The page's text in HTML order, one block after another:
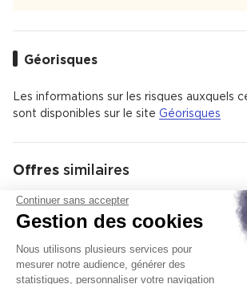
Géorisques
Les informations sur les risques auxquels
sont disponibles sur le site Géorisques
Offres similaires
Location de bureaux
Continuer sans accepter
Gestion des cookies
Nous utilisons plusieurs services pour
mesurer notre audience, générer des
statistiques, personnaliser votre navigation